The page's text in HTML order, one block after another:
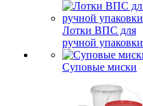
Лотки ВПС для
ручной упаковки
Суповые миски